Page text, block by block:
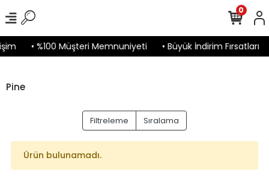
• %100 Müşteri Memnuniyeti • Büyük İndirim Fırsatları
0
Pine
Filtreleme Sıralama
Ürün bulunamadı.